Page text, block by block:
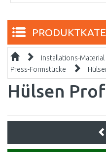
Installations-Material
Press-Formstücke
Hülsen